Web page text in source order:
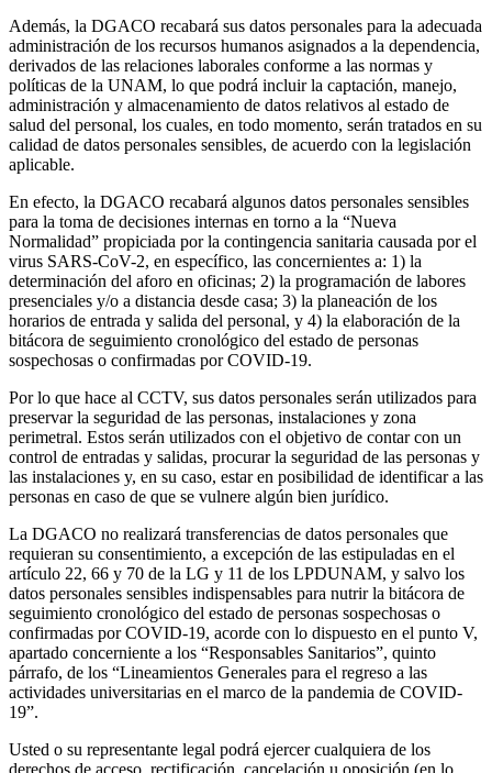
Además, la DGACO recabará sus datos personales para la adecuada
administración de los recursos humanos asignados a la dependencia,
derivados de las relaciones laborales conforme a las normas y
políticas de la UNAM, lo que podrá incluir la captación, manejo,
administración y almacenamiento de datos relativos al estado de
salud del personal, los cuales, en todo momento, serán tratados en su
calidad de datos personales sensibles, de acuerdo con la legislación
aplicable.
En efecto, la DGACO recabará algunos datos personales sensibles
para la toma de decisiones internas en torno a la “Nueva
Normalidad” propiciada por la contingencia sanitaria causada por el
virus SARS-CoV-2, en específico, las concernientes a: 1) la
determinación del aforo en oficinas; 2) la programación de labores
presenciales y/o a distancia desde casa; 3) la planeación de los
horarios de entrada y salida del personal, y 4) la elaboración de la
bitácora de seguimiento cronológico del estado de personas
sospechosas o confirmadas por COVID-19.
Por lo que hace al CCTV, sus datos personales serán utilizados para
preservar la seguridad de las personas, instalaciones y zona
perimetral. Estos serán utilizados con el objetivo de contar con un
control de entradas y salidas, procurar la seguridad de las personas y
las instalaciones y, en su caso, estar en posibilidad de identificar a las
personas en caso de que se vulnere algún bien jurídico.
La DGACO no realizará transferencias de datos personales que
requieran su consentimiento, a excepción de las estipuladas en el
artículo 22, 66 y 70 de la LG y 11 de los LPDUNAM, y salvo los
datos personales sensibles indispensables para nutrir la bitácora de
seguimiento cronológico del estado de personas sospechosas o
confirmadas por COVID-19, acorde con lo dispuesto en el punto V,
apartado concerniente a los “Responsables Sanitarios”, quinto
párrafo, de los “Lineamientos Generales para el regreso a las
actividades universitarias en el marco de la pandemia de COVID-
19”.
Usted o su representante legal podrá ejercer cualquiera de los